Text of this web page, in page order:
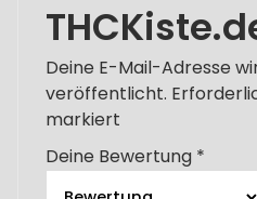
Deine E-Mail-Adresse
veröffentlicht.
markiert
Deine Bewertung *